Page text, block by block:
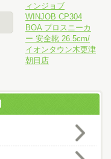
ィンジョブ
WINJOB CP304
BOA プロスニーカ
ー 安全靴 26.5cm/
イオンタウン木更津
朝日店